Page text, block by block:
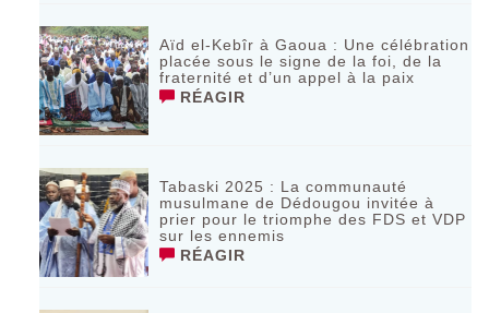
Aïd el-Kebîr à Gaoua : Une célébration
placée sous le signe de la foi, de la
fraternité et d’un appel à la paix
RÉAGIR
Tabaski 2025 : La communauté
musulmane de Dédougou invitée à
prier pour le triomphe des FDS et VDP
sur les ennemis
RÉAGIR